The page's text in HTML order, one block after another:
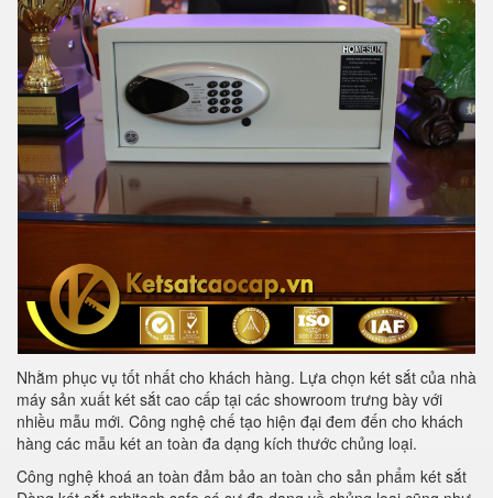
Nhằm phục vụ tốt nhất cho khách hàng. Lựa chọn két sắt của nhà
máy sản xuất két sắt cao cấp tại các showroom trưng bày với
nhiều mẫu mới. Công nghệ chế tạo hiện đại đem đến cho khách
hàng các mẫu két an toàn đa dạng kích thước chủng loại.
Công nghệ khoá an toàn đảm bảo an toàn cho sản phẩm két sắt